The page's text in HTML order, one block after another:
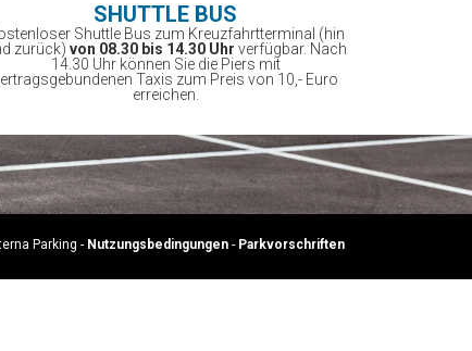
SHUTTLE BUS
Shuttle Bus zum Kreuzfahrtterminal (hin
zurück) von 08.30 bis 14.30 Uhr verfügbar. Nach
14.30 Uhr können Sie die Piers mit
Taxis zum Preis von 10,- Euro
erreichen.
Parking - Nutzungsbedingungen - Parkvorschriften